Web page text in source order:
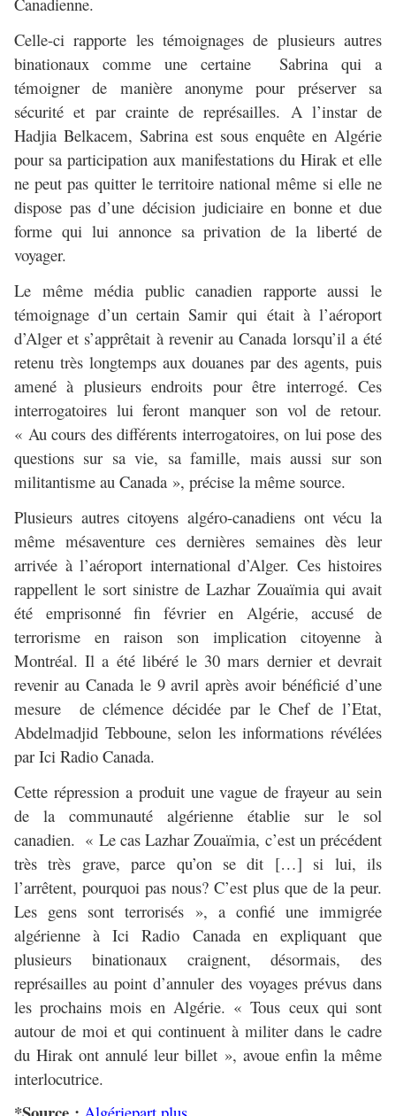
Celle-ci rapporte les témoignages de plusieurs autres
binationaux comme une certaine Sabrina qui a
témoigner de manière anonyme pour préserver sa
sécurité et par crainte de représailles. A l’instar de
Hadjia Belkacem, Sabrina est sous enquête en Algérie
pour sa participation aux manifestations du Hirak et elle
ne peut pas quitter le territoire national même si elle ne
dispose pas d’une décision judiciaire en bonne et due
forme qui lui annonce sa privation de la liberté de
voyager.
Le même média public canadien rapporte aussi le
témoignage d’un certain Samir qui était à l’aéroport
d’Alger et s’apprêtait à revenir au Canada lorsqu’il a été
retenu très longtemps aux douanes par des agents, puis
amené à plusieurs endroits pour être interrogé. Ces
interrogatoires lui feront manquer son vol de retour.
« Au cours des différents interrogatoires, on lui pose des
questions sur sa vie, sa famille, mais aussi sur son
militantisme au Canada », précise la même source.
Plusieurs autres citoyens algéro-canadiens ont vécu la
même mésaventure ces dernières semaines dès leur
arrivée à l’aéroport international d’Alger. Ces histoires
rappellent le sort sinistre de Lazhar Zouaïmia qui avait
été emprisonné fin février en Algérie, accusé de
terrorisme en raison son implication citoyenne à
Montréal. Il a été libéré le 30 mars dernier et devrait
revenir au Canada le 9 avril après avoir bénéficié d’une
mesure de clémence décidée par le Chef de l’Etat,
Abdelmadjid Tebboune, selon les informations révélées
par Ici Radio Canada.
Cette répression a produit une vague de frayeur au sein
de la communauté algérienne établie sur le sol
canadien. « Le cas Lazhar Zouaïmia, c’est un précédent
très très grave, parce qu’on se dit […] si lui, ils
l’arrêtent, pourquoi pas nous? C’est plus que de la peur.
Les gens sont terrorisés », a confié une immigrée
algérienne à Ici Radio Canada en expliquant que
plusieurs binationaux craignent, désormais, des
représailles au point d’annuler des voyages prévus dans
les prochains mois en Algérie. « Tous ceux qui sont
autour de moi et qui continuent à militer dans le cadre
du Hirak ont annulé leur billet », avoue enfin la même
interlocutrice.